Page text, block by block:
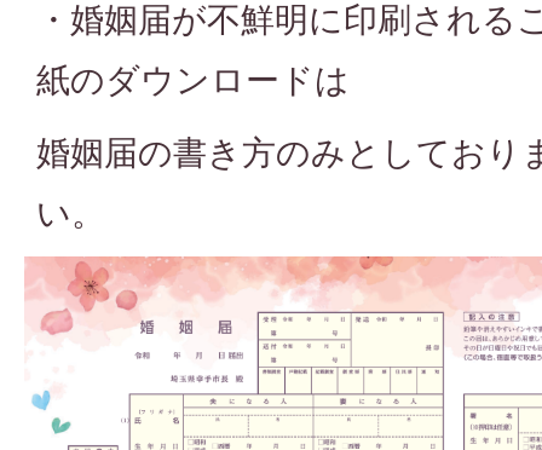
・婚姻届が不鮮明に印刷される
紙のダウンロードは
婚姻届の書き方のみとしており
い。